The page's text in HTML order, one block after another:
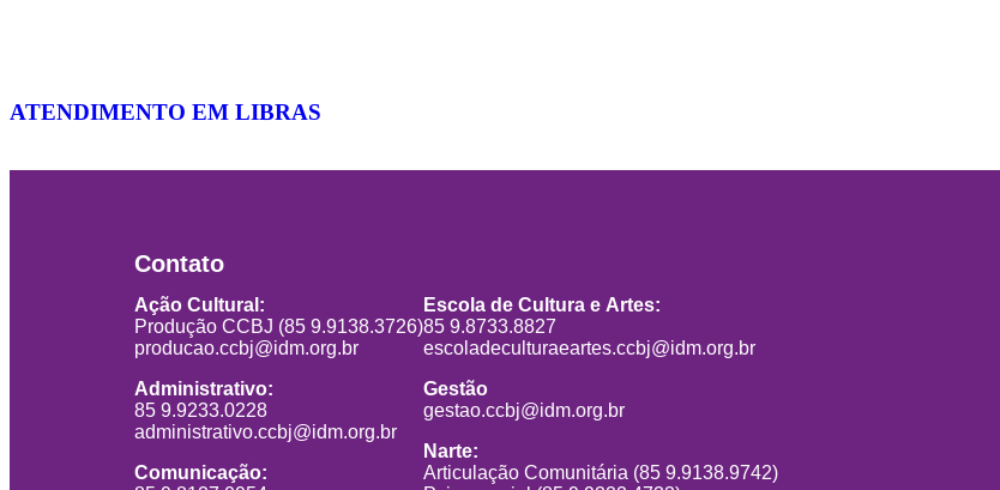
ATENDIMENTO EM LIBRAS
Contato
Ação Cultural:
Produção CCBJ (85 9.9138.3726)
producao.ccbj@idm.org.br
Administrativo:
85 9.9233.0228
administrativo.ccbj@idm.org.br
Comunicação:
Escola de Cultura e Artes:
85 9.8733.8827
escoladeculturaeartes.ccbj@idm.org.br
Gestão
gestao.ccbj@idm.org.br
Narte:
Articulação Comunitária (85 9.9138.9742)